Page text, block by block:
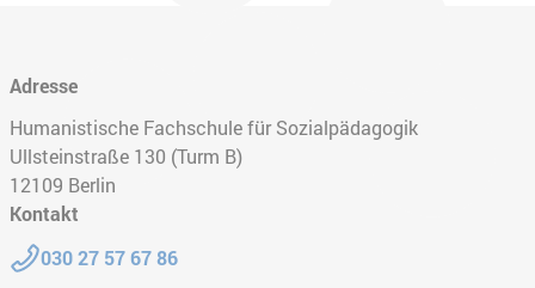
Adresse
Humanistische Fachschule für Sozialpädagogik
Ullsteinstraße 130 (Turm B)
12109 Berlin
Kontakt
Telefon:
030 27 57 67 86